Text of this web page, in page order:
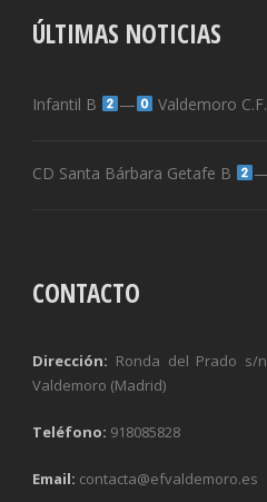
ÚLTIMAS NOTICIAS
Infantil B — Valdemoro
CD Santa Bárbara Getafe B
CONTACTO
Dirección: Ronda del Prado s/
Valdemoro (Madrid)
Teléfono: 918085828
Email: contacta@efvaldemoro.es